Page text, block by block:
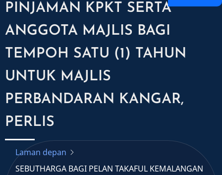
PINJAMAN KPKT SERTA
ANGGOTA MAJLIS BAGI
TEMPOH SATU (1) TAHUN
UNTUK MAJLIS
PERBANDARAN KANGAR,
PERLIS
Laman depan
SEBUTHARGA BAGI PELAN TAKAFUL KEMALANGAN